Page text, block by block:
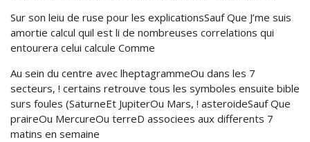
Sur son leiu de ruse pour les explicationsSauf Que J’me suis
amortie calcul quil est li de nombreuses correlations qui
entourera celui calcule Comme
Au sein du centre avec lheptagrammeOu dans les 7
secteurs, ! certains retrouve tous les symboles ensuite bible
surs foules (SaturneEt JupiterOu Mars, ! asteroideSauf Que
praireOu MercureOu terreD associees aux differents 7
matins en semaine